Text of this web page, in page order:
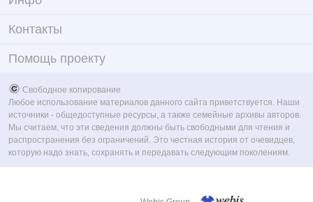
Контакты
Помощь проекту
Свободное копирование
Любое использование материалов данного сайта приветствуется. Наши
источники - общедоступные ресурсы, а также семейные архивы авторов.
Мы считаем, что эти сведения должны быть свободными для чтения и
распространения без ограничений. Это честная история от очевидцев,
которую надо знать, сохранять и передавать следующим поколениям.